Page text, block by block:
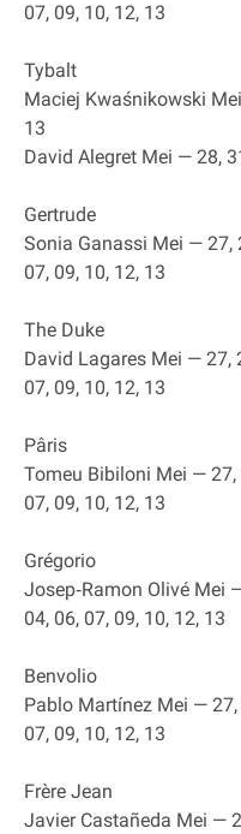
07, 09, 10, 12, 13
Tybalt
Maciej Kwaśnikowski
13
David Alegret Mei — 28,
Gertrude
Sonia Ganassi Mei — 27,
07, 09, 10, 12, 13
The Duke
David Lagares Mei — 27,
07, 09, 10, 12, 13
Pâris
Tomeu Bibiloni Mei —
07, 09, 10, 12, 13
Grégorio
Josep‐Ramon Olivé Mei
04, 06, 07, 09, 10, 12, 13
Benvolio
Pablo Martínez Mei —
07, 09, 10, 12, 13
Frère Jean
Javier Castañeda Mei —